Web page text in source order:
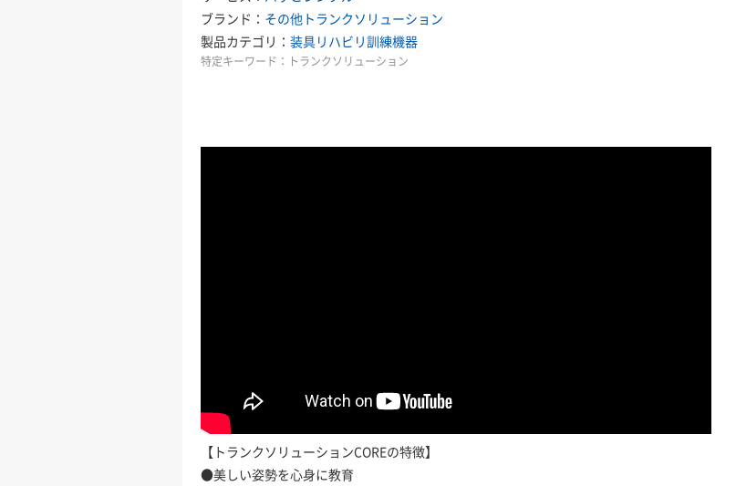
ブランド： その他 トランクソリューション
製品カテゴリ： 装具リハビリ訓練機器
特定キーワード： トランクソリューション
【トランクソリューションCOREの特徴】
●美しい姿勢を心身に教育